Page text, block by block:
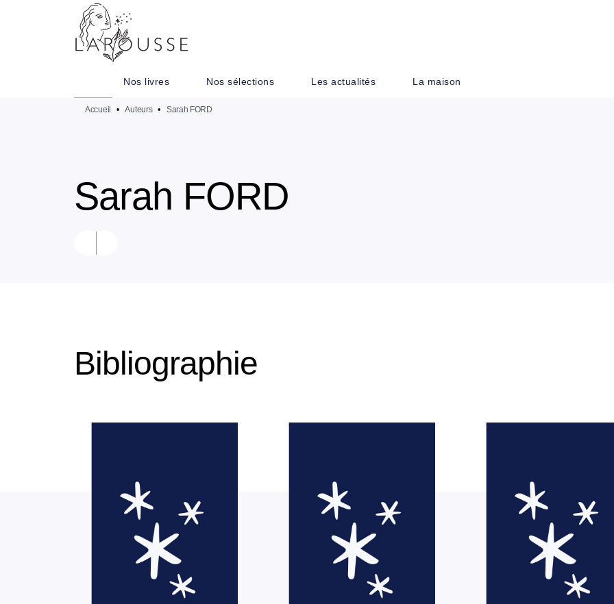
MENU
Nos livres Nos sélections Les actualités La maison
Accueil • Auteurs • Sarah FORD
Sarah FORD
Bibliographie